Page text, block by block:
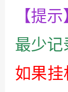
【提示
最少记
如果